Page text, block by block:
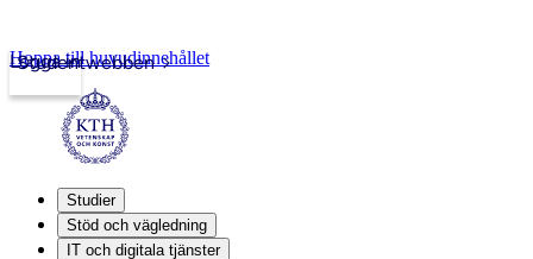
Studentwebben
Logga in
Hoppa till huvudinnehållet
Studier
Stöd och vägledning
IT och digitala tjänster